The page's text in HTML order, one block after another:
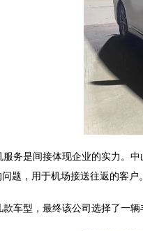
务是间接体现企业的实力。
题，用于机场接送往返的客户
车型，最终该公司选择了一